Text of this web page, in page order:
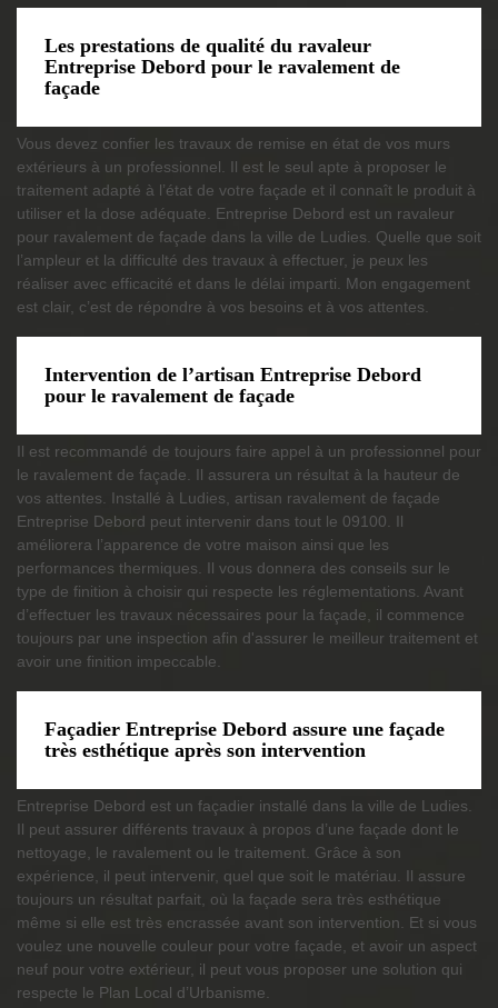
Les prestations de qualité du ravaleur
Entreprise Debord pour le ravalement de
façade
Vous devez confier les travaux de remise en état de vos murs
extérieurs à un professionnel. Il est le seul apte à proposer le
traitement adapté à l’état de votre façade et il connaît le produit à
utiliser et la dose adéquate. Entreprise Debord est un ravaleur
pour ravalement de façade dans la ville de Ludies. Quelle que soit
l’ampleur et la difficulté des travaux à effectuer, je peux les
réaliser avec efficacité et dans le délai imparti. Mon engagement
est clair, c’est de répondre à vos besoins et à vos attentes.
Intervention de l’artisan Entreprise Debord
pour le ravalement de façade
Il est recommandé de toujours faire appel à un professionnel pour
le ravalement de façade. Il assurera un résultat à la hauteur de
vos attentes. Installé à Ludies, artisan ravalement de façade
Entreprise Debord peut intervenir dans tout le 09100. Il
améliorera l’apparence de votre maison ainsi que les
performances thermiques. Il vous donnera des conseils sur le
type de finition à choisir qui respecte les réglementations. Avant
d’effectuer les travaux nécessaires pour la façade, il commence
toujours par une inspection afin d'assurer le meilleur traitement et
avoir une finition impeccable.
Façadier Entreprise Debord assure une façade
très esthétique après son intervention
Entreprise Debord est un façadier installé dans la ville de Ludies.
Il peut assurer différents travaux à propos d’une façade dont le
nettoyage, le ravalement ou le traitement. Grâce à son
expérience, il peut intervenir, quel que soit le matériau. Il assure
toujours un résultat parfait, où la façade sera très esthétique
même si elle est très encrassée avant son intervention. Et si vous
voulez une nouvelle couleur pour votre façade, et avoir un aspect
neuf pour votre extérieur, il peut vous proposer une solution qui
respecte le Plan Local d’Urbanisme.